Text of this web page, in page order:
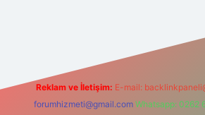
Reklam ve İletişim: E-mail:
forumhizmeti@gmail.com Whatsapp: 0262